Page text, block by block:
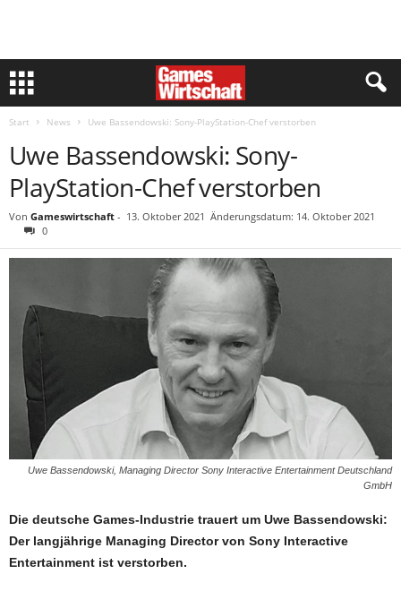
Start News Uwe Bassendowski: Sony-PlayStation-Chef verstorben
Uwe Bassendowski: Sony-
PlayStation-Chef verstorben
Von Gameswirtschaft - 13. Oktober 2021 Änderungsdatum: 14. Oktober 2021
0
Uwe Bassendowski, Managing Director Sony Interactive Entertainment Deutschland
GmbH
Die deutsche Games-Industrie trauert um Uwe Bassendowski:
Der langjährige Managing Director von Sony Interactive
Entertainment ist verstorben.